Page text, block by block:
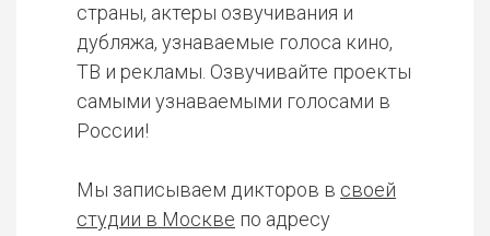
страны, актеры озвучивания и
дубляжа, узнаваемые голоса кино,
ТВ и рекламы. Озвучивайте проекты
самыми узнаваемыми голосами в
России!
Мы записываем дикторов в своей
студии в Москве по адресу